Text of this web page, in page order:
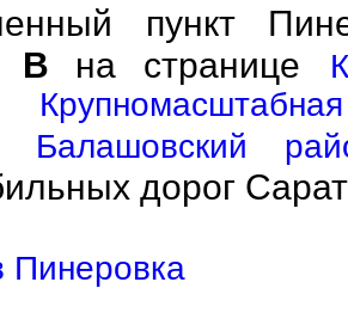
пункт
на странице
Балашовский
дорог
Пинеровка